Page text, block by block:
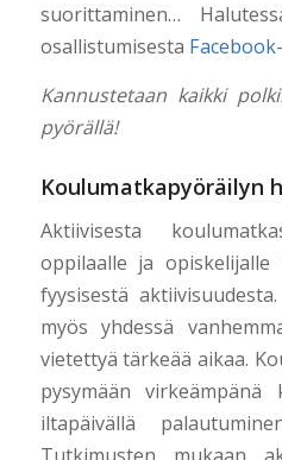
suorittaminen…
osallistumisesta
Kannustetaan kaikki
pyörällä!
Koulumatkapyöräilyn
Aktiivisesta
oppilaalle ja
fyysisestä
myös yhdessä
vietettyä tärkeää aikaa.
pysymään
iltapäivällä
Tutkimusten mukaan